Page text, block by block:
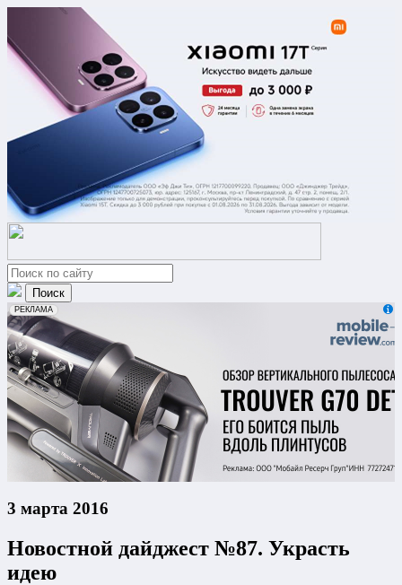
erid: 2VfnxxmNzs5
РЕКЛАМА
3 марта 2016
Новостной дайджест №87. Украсть
идею